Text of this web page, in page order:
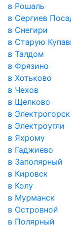
в Рошаль
в Сергиев
в Снегири
в Старую
в Талдом
в Фрязино
в Хотьково
в Чехов
в Щелково
в Электрогорск
в Электроугли
в Яхрому
в Гаджиево
в Заполярный
в Кировск
в Колу
в Мурманск
в Островной
в Полярный